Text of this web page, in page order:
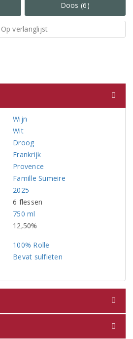
Doos (6)
Op verlanglijst
Wijn
Wit
Droog
Frankrijk
Provence
Famille Sumeire
2025
6 flessen
750 ml
12,50%
100% Rolle
Bevat sulfieten